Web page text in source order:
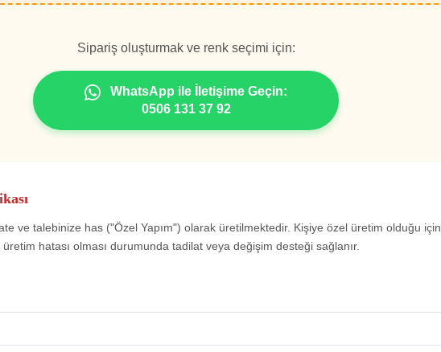
Sipariş oluşturmak ve renk seçimi için:
WhatsApp ile İletişime Geçin:
0506 131 37 92
ve talebinize has ("Özel Yapım") olarak üretilmektedir. Kişiye özel üretim olduğu için
üretim hatası olması durumunda tadilat veya değişim desteği sağlanır.